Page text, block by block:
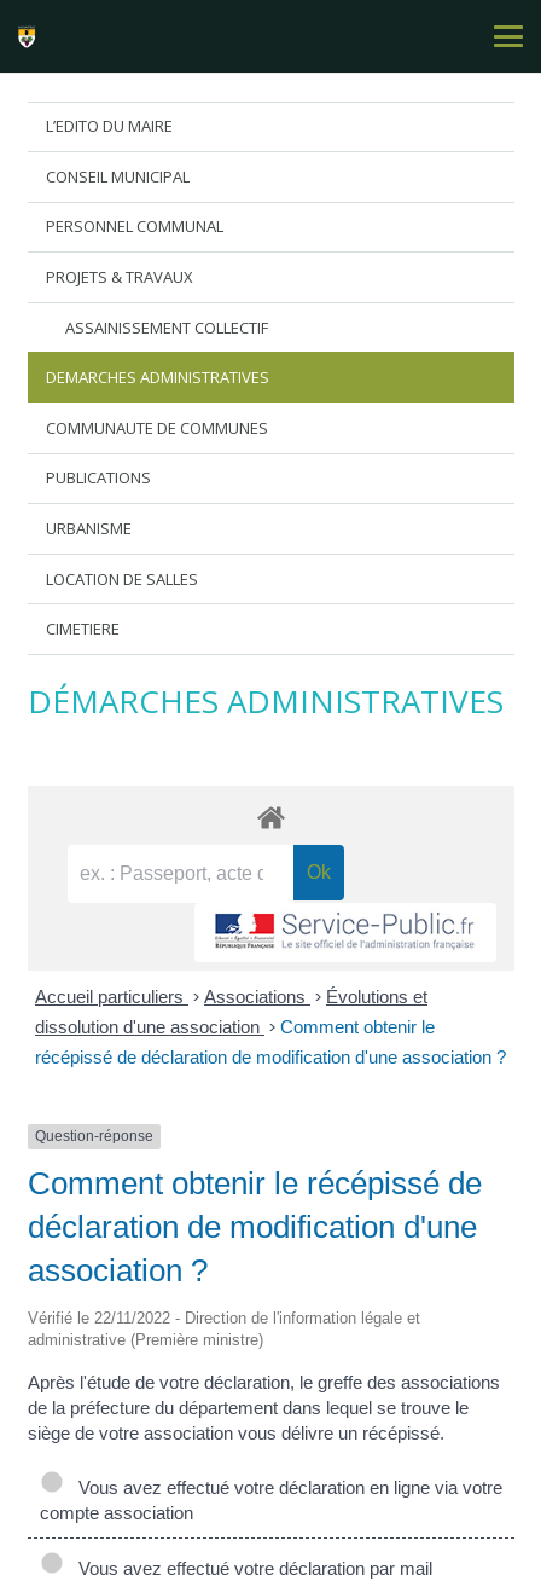
L’EDITO DU MAIRE
CONSEIL MUNICIPAL
PERSONNEL COMMUNAL
PROJETS & TRAVAUX
ASSAINISSEMENT COLLECTIF
DEMARCHES ADMINISTRATIVES
COMMUNAUTE DE COMMUNES
PUBLICATIONS
URBANISME
LOCATION DE SALLES
CIMETIERE
DÉMARCHES ADMINISTRATIVES
Accueil particuliers > Associations > Évolutions et
dissolution d'une association > Comment obtenir le
récépissé de déclaration de modification d'une association ?
Question-réponse
Comment obtenir le récépissé de
déclaration de modification d'une
association ?
Vérifié le 22/11/2022 - Direction de l'information légale et
administrative (Première ministre)
Après l'étude de votre déclaration, le greffe des associations
de la préfecture du département dans lequel se trouve le
siège de votre association vous délivre un récépissé.
Vous avez effectué votre déclaration en ligne via votre
compte association
Vous avez effectué votre déclaration par mail